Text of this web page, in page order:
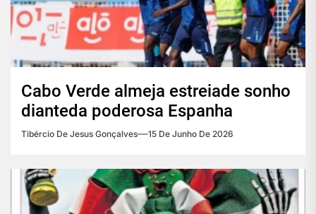
Cabo Verde almeja estreiade sonho
dianteda poderosa Espanha
Tibércio De Jesus Gonçalves 15 De Junho De 2026